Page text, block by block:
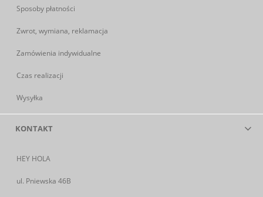
Sposoby płatności
Zwrot, wymiana, reklamacja
Zamówienia indywidualne
Czas realizacji
Wysyłka
KONTAKT
HEY HOLA
ul. Pniewska 46B